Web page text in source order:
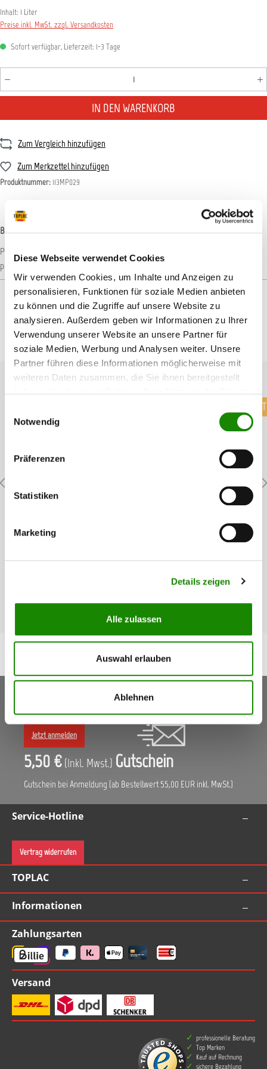
Diese Webseite verwendet Cookies
Wir verwenden Cookies, um Inhalte und Anzeigen zu
personalisieren, Funktionen für soziale Medien anbieten
zu können und die Zugriffe auf unsere Website zu
analysieren. Außerdem geben wir Informationen zu Ihrer
Verwendung unserer Website an unsere Partner für
soziale Medien, Werbung und Analysen weiter. Unsere
Partner führen diese Informationen möglicherweise mit
weiteren Daten zusammen, die Sie ihnen bereitgestellt
Notwendig
Präferenzen
Statistiken
Marketing
Details zeigen
Alle zulassen
Auswahl erlauben
Ablehnen
Inhalt: 1 Liter
Preise inkl. MwSt. zzgl. Versandkosten
Sofort verfügbar, Lieferzeit: 1-3 Tage
Produkt Anzahl: Gib den gewünschten Wert ein oder
IN DEN WARENKORB
Zum Vergleich hinzufügen
Zum Merkzettel hinzufügen
Produktnummer: 113MP029
Beschreibung
Perfect-it III Hochglanzversiegelung Einsatzgebiet: Langzeitiger Schutz der
polierten Oberflüche mit lackvertrüglichen Si…
Produktgalerie überspringen
Passendes Zubehör
3M Anti-Hologramm Poliertuch
Mikrokratzer-freies Entfernen von Politurrückständen
hologramm-freie Finish der Perfect-it III Anti-Hologramm
11,73 €*
Keine Aktionen, Angebote & Informationen mehr
verpassen!
Jetzt anmelden
5,50 € (Inkl. Mwst.) Gutschein
Gutschein bei Anmeldung (ab Bestellwert 55,00 EUR inkl. MwSt.)
Service-Hotline
Vertrag widerrufen
TOPLAC
Informationen
Zahlungsarten
Versand
professionelle Beratung
Top Marken
Kauf auf Rechnung
sichere Bezahlung